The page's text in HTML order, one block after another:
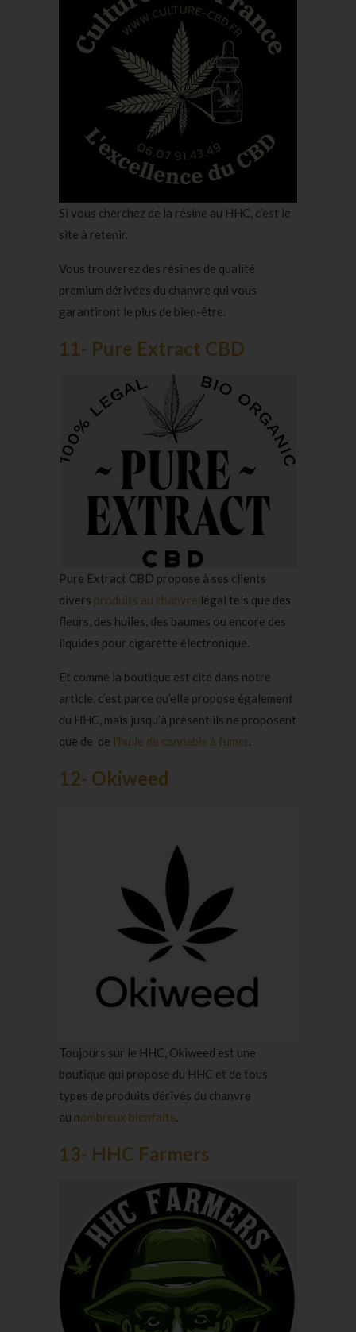
Si vous cherchez de la résine au HHC, c’est le
site à retenir.
Vous trouverez des résines de qualité
premium dérivées du chanvre qui vous
garantiront le plus de bien-être.
11- Pure Extract CBD
Pure Extract CBD propose à ses clients
divers produits au chanvre légal tels que des
fleurs, des huiles, des baumes ou encore des
liquides pour cigarette électronique.
Et comme la boutique est cité dans notre
article, c’est parce qu’elle propose également
du HHC, mais jusqu’à présent ils ne proposent
que de de l’huile de cannabis à fumer.
12- Okiweed
Toujours sur le HHC, Okiweed est une
boutique qui propose du HHC et de tous
types de produits dérivés du chanvre
au nombreux bienfaits.
13- HHC Farmers